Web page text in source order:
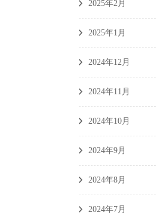
2025年2月
2025年1月
2024年12月
2024年11月
2024年10月
2024年9月
2024年8月
2024年7月